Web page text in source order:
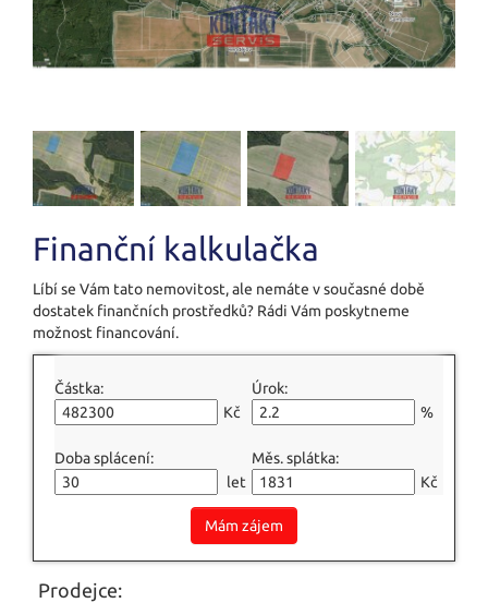
Finanční kalkulačka
Líbí se Vám tato nemovitost, ale nemáte v současné době
dostatek finančních prostředků? Rádi Vám poskytneme
možnost financování.
Částka:
Kč
Úrok:
%
Doba splácení:
let
Měs. splátka:
Kč
Mám zájem
Prodejce: